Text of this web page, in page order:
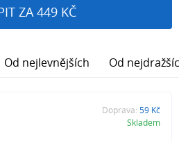
ZA 449 KČ
Od nejlevnějších Od
Doprava: 59 Kč
Skladem